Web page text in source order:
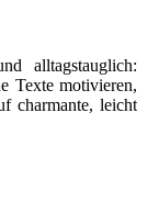
alltagstauglich:
Texte motivieren,
charmante, leicht